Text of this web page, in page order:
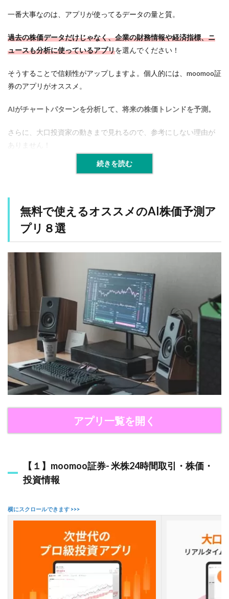
い
や
さ
と
イ
タ
ー
ー
機
能
る
機
能
の
範
囲
1.5
実
績
と
頼
料
で
使
オ
ス
予
一番大事なのは、アプリが使ってるデータの量と質。
過去の株価データだけじゃなく、企業の財務情報や経済指標、ニ
ュースも分析に使っているアプリを選んでください！
そうすることで信頼性がアップしますよ。個人的には、moomoo証
券のアプリがオススメ。
AIがチャートパターンを分析して、将来の株価トレンドを予測。
さらに、大口投資家の動きまで見れるので、参考にしない理由が
ありません！
続きを読む
無料で使えるオススメのAI株価予測ア
プリ８選
アプリ一覧を開く
【１】moomoo証券- 米株24時間取引・株価・
投資情報